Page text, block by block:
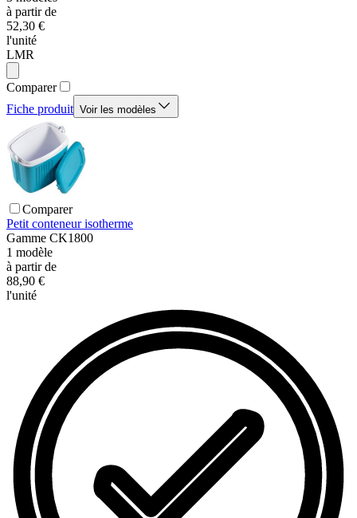
à partir de
52,30 €
l'unité
LMR
Comparer
Fiche produit Voir les modèles
Comparer
Petit conteneur isotherme
Gamme CK1800
1 modèle
à partir de
88,90 €
l'unité